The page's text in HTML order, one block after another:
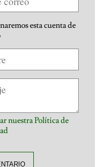
esta cuenta de
nuestra Política de